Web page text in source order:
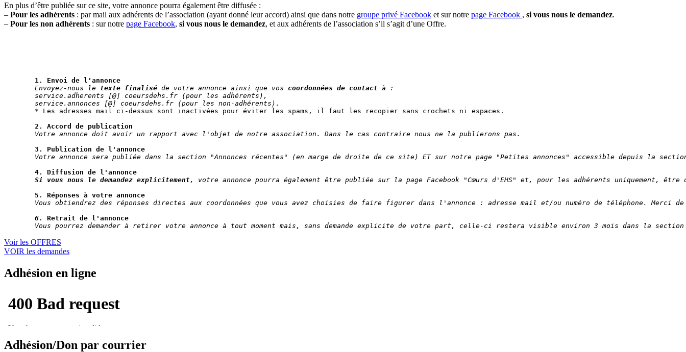
En plus d’être publiée sur ce site, votre annonce pourra également être diffusée :
– Pour les adhérents : par mail aux adhérents de l’association (ayant donné leur accord) ainsi que dans notre groupe privé Facebook et sur notre page Facebook , si vous nous le demandez.
– Pour les non adhérents : sur notre page Facebook, si vous nous le demandez, et aux adhérents de l’association s’il s’agit d’une Offre.
1.
Envoi de l'annonce
Envoyez-nous le texte finalisé de votre annonce ainsi que vos coordonnées de contact à :
service.adherents [@] coeursdehs.fr (pour les adhérents),
service.annonces [@] coeursdehs.fr (pour les non-adhérents).
* Les adresses mail ci-dessus sont inactivées pour éviter les spams, il faut les recopier sans crochets ni espaces.
2. Accord de publication
Votre annonce doit avoir un rapport avec l'objet de notre association. Dans le cas contraire nous ne la publierons pas.
3. Publication de l'annonce
Votre annonce sera publiée dans la section "Annonces récentes" (en marge de droite de ce site) ET sur notre page "Petites annonces" accessible depuis la
4.
Diffusion de l'annonce
Si vous nous le demandez explicitement, votre annonce pourra également être publiée sur la page Facebook "Cœurs d'EHS" et, pour les adhérents uniquement,
5. Réponses à votre annonce
Vous obtiendrez des réponses directes aux coordonnées que vous avez choisies de faire figurer dans l'annonce : adresse mail et/ou numéro de téléphone. Merci
6. Retrait de l'annonce
Vous pourrez demander à retirer votre annonce à tout moment mais, sans demande explicite de votre part, celle-ci restera visible environ 3 mois dans la
Voir les OFFRES
VOIR les demandes
Adhésion en ligne
Adhésion/Don par courrier